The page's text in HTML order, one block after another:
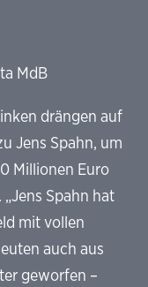
MdB
drängen auf
Jens Spahn, um
Millionen Euro
Spahn hat
mit vollen
auch aus
geworfen –